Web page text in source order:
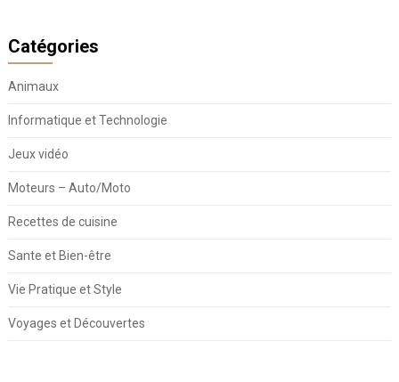
Catégories
Animaux
Informatique et Technologie
Jeux vidéo
Moteurs – Auto/Moto
Recettes de cuisine
Sante et Bien-être
Vie Pratique et Style
Voyages et Découvertes